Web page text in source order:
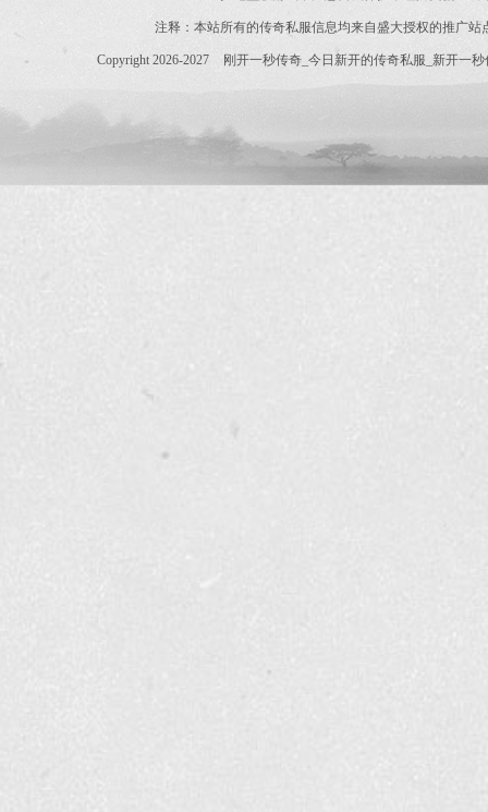
注释：本站所有的传奇私服信息均来自盛大授权的推广
Copyright 2026-2027 刚开一秒传奇_今日新开的传奇私服_新开一